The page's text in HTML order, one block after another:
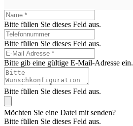
Bitte füllen Sie dieses Feld aus.
Bitte füllen Sie dieses Feld aus.
Bitte gib eine gültige E-Mail-Adresse ein.
Bitte füllen Sie dieses Feld aus.
Möchten Sie eine Datei mit senden?
Bitte füllen Sie dieses Feld aus.